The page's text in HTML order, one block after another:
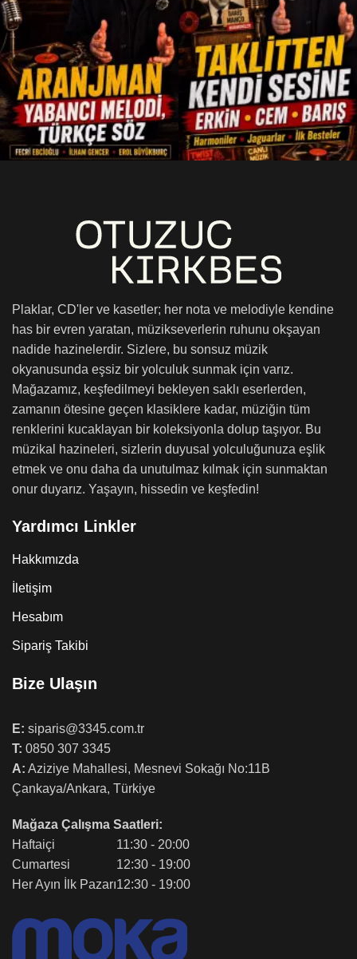
Plaklar, CD'ler ve kasetler; her nota ve melodiyle kendine
has bir evren yaratan, müzikseverlerin ruhunu okşayan
nadide hazinelerdir. Sizlere, bu sonsuz müzik
okyanusunda eşsiz bir yolculuk sunmak için varız.
Mağazamız, keşfedilmeyi bekleyen saklı eserlerden,
zamanın ötesine geçen klasiklere kadar, müziğin tüm
renklerini kucaklayan bir koleksiyonla dolup taşıyor. Bu
müzikal hazineleri, sizlerin duyusal yolculuğunuza eşlik
etmek ve onu daha da unutulmaz kılmak için sunmaktan
onur duyarız. Yaşayın, hissedin ve keşfedin!
Yardımcı Linkler
Hakkımızda
İletişim
Hesabım
Sipariş Takibi
Bize Ulaşın
E: siparis@3345.com.tr
T: 0850 307 3345
A: Aziziye Mahallesi, Mesnevi Sokağı No:11B
Çankaya/Ankara, Türkiye
Mağaza Çalışma Saatleri:
Haftaiçi
Cumartesi
Her Ayın İlk Pazarı
11:30 - 20:00
12:30 - 19:00
12:30 - 19:00